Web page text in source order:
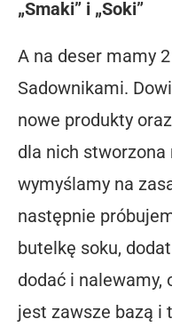
„Smaki” i „Soki”
A na deser mamy
Sadownikami.
nowe produkty
dla nich stworzona
wymyślamy na
następnie
butelkę soku,
dodać i nalewamy,
jest zawsze bazą i